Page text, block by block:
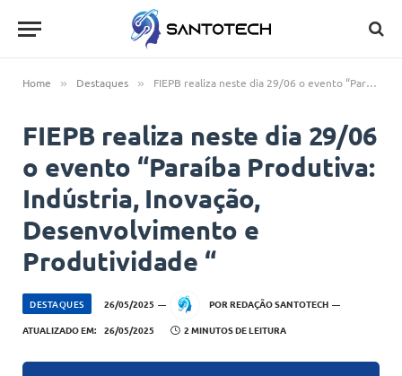
Home » Destaques » FIEPB realiza neste dia 29/06 o evento “Paraíba Produtiva: Indústria, Inovação, Desenvolvimento e Produtividade “
FIEPB realiza neste dia 29/06
o evento “Paraíba Produtiva:
Indústria, Inovação,
Desenvolvimento e
Produtividade “
DESTAQUES 26/05/2025 POR REDAÇÃO SANTOTECH
ATUALIZADO EM: 26/05/2025 2 MINUTOS DE LEITURA